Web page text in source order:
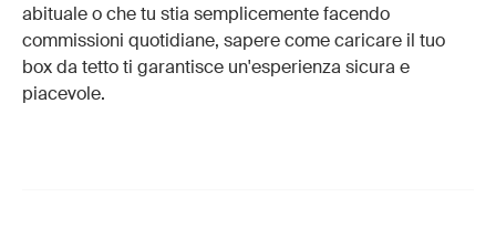
abituale o che tu stia semplicemente facendo
commissioni quotidiane, sapere come caricare il tuo
box da tetto ti garantisce un'esperienza sicura e
piacevole.